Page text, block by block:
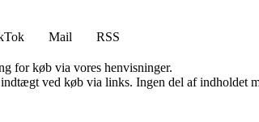
Mail
RSS
for køb via vores henvisninger.
ved køb via links. Ingen del af indholdet